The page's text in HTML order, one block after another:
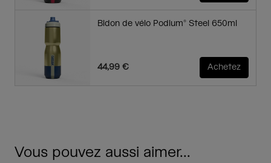
Bidon de vélo Podium® Steel 650ml
44,99 € Achetez
Vous pouvez aussi aimer...